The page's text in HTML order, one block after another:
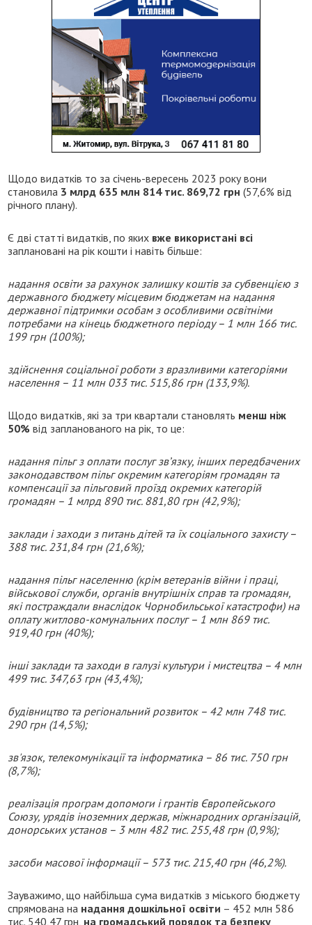
Щодо видатків то за січень-вересень 2023 року вони
становила 3 млрд 635 млн 814 тис. 869,72 грн (57,6% від
річного плану).
Є дві статті видатків, по яких вже використані всі
заплановані на рік кошти і навіть більше:
надання освіти за рахунок залишку коштів за субвенцією з
державного бюджету місцевим бюджетам на надання
державної підтримки особам з особливими освітніми
потребами на кінець бюджетного періоду – 1 млн 166 тис.
199 грн (100%);
здійснення соціальної роботи з вразливими категоріями
населення– 11 млн 033 тис. 515,86 грн (133,9%).
Щодо видатків, які за три квартали становлять менш ніж
50% від запланованого на рік, то це:
надання пільг з оплати послуг зв’язку, інших передбачених
законодавством пільг окремим категоріям громадян та
компенсації за пільговий проїзд окремих категорій
громадян – 1 млрд 890 тис. 881,80 грн (42,9%);
заклади і заходи з питань дітей та їх соціального захисту–
388 тис. 231,84 грн (21,6%);
надання пільг населенню (крім ветеранів війни і праці,
військової служби, органів внутрішніх справ та громадян,
які постраждали внаслідок Чорнобильської катастрофи) на
оплату житлово-комунальних послуг – 1 млн 869 тис.
919,40 грн (40%);
інші заклади та заходи в галузі культури і мистецтва– 4 млн
499 тис. 347,63 грн (43,4%);
будівництво та регіональний розвиток – 42 млн 748 тис.
290 грн (14,5%);
зв'язок, телекомунікації та інформатика – 86 тис. 750 грн
(8,7%);
реалізація програм допомоги і грантів Європейського
Союзу, урядів іноземних держав, міжнародних організацій,
донорських установ– 3 млн 482 тис. 255,48 грн (0,9%);
засоби масової інформації – 573 тис. 215,40 грн (46,2%).
Зауважимо, що найбільша сума видатків з міського бюджету
спрямована на надання дошкільної освіти – 452 млн 586
тис. 540,47 грн, на громадський порядок та безпеку